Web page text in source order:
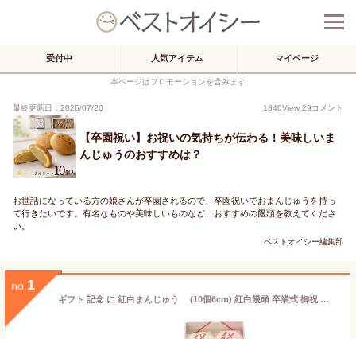
受付中 人気アイテム マイページ
本ページはプロモーションを含みます
最終更新日：2026/07/20 1840View 29コメント
【卒園祝い】お祝いの気持ちが伝わる！美味しいま
んじゅうのおすすめは？
お世話になっている方の娘さんが卒園されるので、卒園祝いでおまんじゅうを持っ
て行きたいです。有名なものや美味しいものなど、おすすめの饅頭を教えてくださ
い。
ベストオイシー編集部
no. 1
ギフト 記念 に 紅白まんじゅう (10個6cm) 紅白饅頭 卒業式 御祝 御礼 内祝い 上棟式 誕生日 名入れ 卒業 卒園式 常温配送のみ おめでとう お菓子 喜ばれる 手 土産 紅白饅頭 賞味期限 饅頭 記念品 プレゼント お祝いに 御祝いに 記念日 のし 名入れ